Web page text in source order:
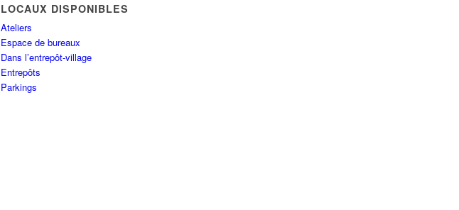
LOCAUX DISPONIBLES
Ateliers
Espace de bureaux
Dans l’entrepôt-village
Entrepôts
Parkings